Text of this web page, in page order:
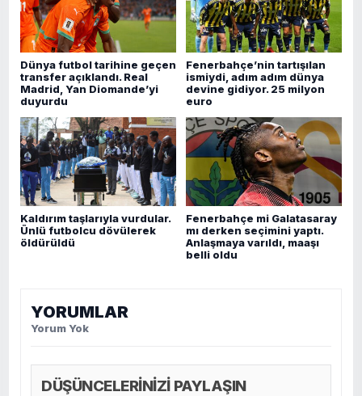
Dünya futbol tarihine geçen
transfer açıklandı. Real
Madrid, Yan Diomande’yi
duyurdu
Fenerbahçe’nin tartışılan
ismiydi, adım adım dünya
devine gidiyor. 25 milyon
euro
Kaldırım taşlarıyla vurdular.
Ünlü futbolcu dövülerek
öldürüldü
Fenerbahçe mi Galatasaray
mı derken seçimini yaptı.
Anlaşmaya varıldı, maaşı
belli oldu
YORUMLAR
Yorum Yok
DÜŞÜNCELERİNİZİ PAYLAŞIN